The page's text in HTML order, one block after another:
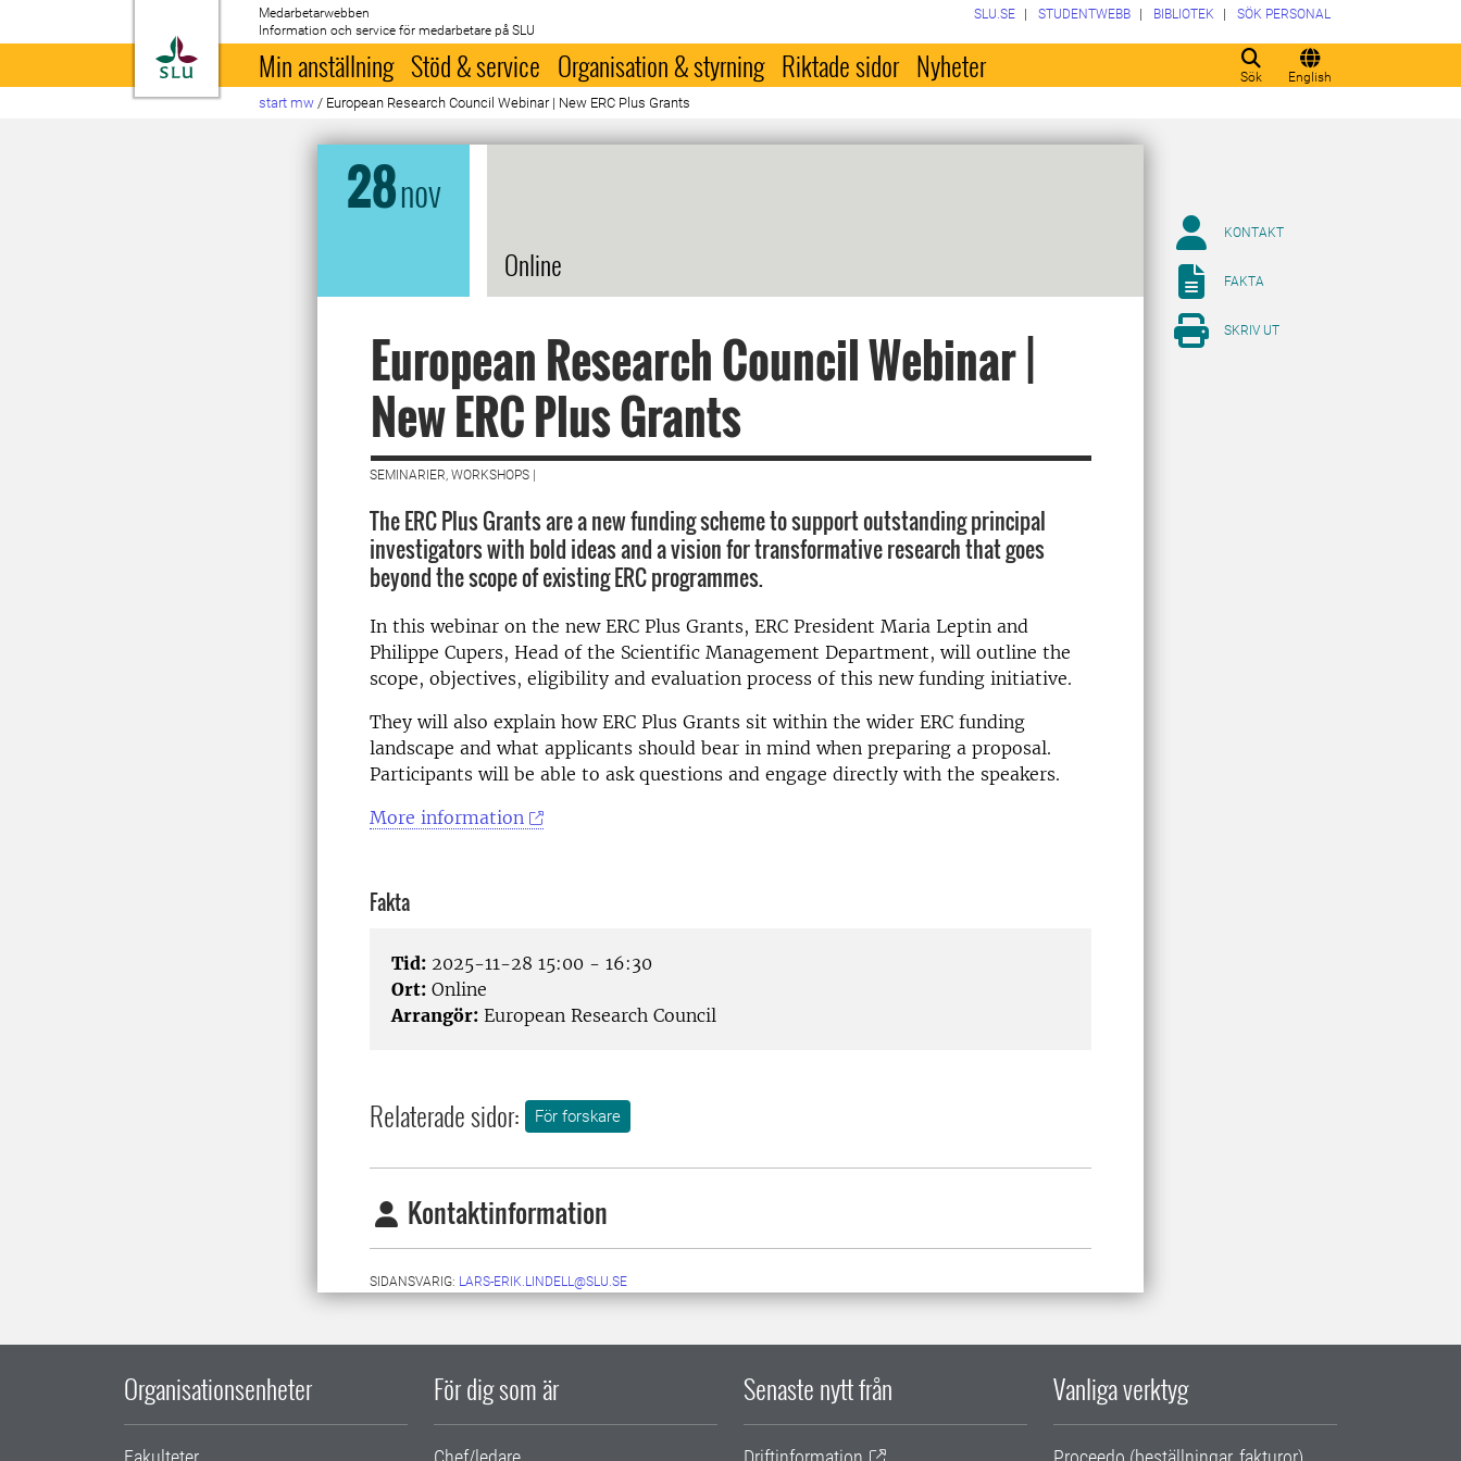
Till startsida
Medarbetarwebben
Information och service för medarbetare på SLU
Sök English
SLU.SE STUDENTWEBB BIBLIOTEK SÖK PERSONAL
Min anställning Stöd & service Organisation & styrning Riktade sidor Nyheter
start mw / European Research Council Webinar | New ERC Plus Grants
28nov
Online
European Research Council Webinar |
New ERC Plus Grants
SEMINARIER, WORKSHOPS |
The ERC Plus Grants are a new funding scheme to support outstanding principal
investigators with bold ideas and a vision for transformative research that goes
beyond the scope of existing ERC programmes.
In this webinar on the new ERC Plus Grants, ERC President Maria Leptin and
Philippe Cupers, Head of the Scientific Management Department, will outline the
scope, objectives, eligibility and evaluation process of this new funding initiative.
They will also explain how ERC Plus Grants sit within the wider ERC funding
landscape and what applicants should bear in mind when preparing a proposal.
Participants will be able to ask questions and engage directly with the speakers.
More information
Fakta
Tid: 2025-11-28 15:00 - 16:30
Ort: Online
Arrangör: European Research Council
Relaterade sidor: För forskare
Kontaktinformation
SIDANSVARIG: LARS-ERIK.LINDELL@SLU.SE
KONTAKT
FAKTA
SKRIV UT
Organisationsenheter För dig som är Senaste nytt från Vanliga verktyg